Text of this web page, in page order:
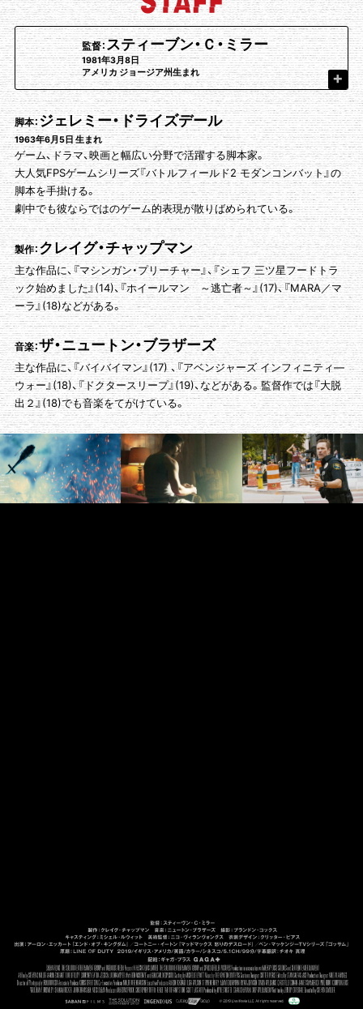
監督：スティーブン・Ｃ・ミラー
1981年3月8日
アメリカ ジョージア州生まれ
脚本：ジェレミー・ドライズデール
1963年6月5日 生まれ
ゲーム、ドラマ、映画と幅広い分野で活躍する脚本家。
大人気FPSゲームシリーズ『バトルフィールド2 モダンコンバット』の
脚本を手掛ける。
劇中でも彼ならではのゲーム的表現が散りばめられている。
製作：クレイグ・チャップマン
主な作品に、『マシンガン・プリーチャー』、『シェフ 三ツ星フードトラ
ック始めました』(14)、『ホイールマン ～逃亡者～』(17)、『MARA／マ
ーラ』(18)などがある。
音楽：ザ・ニュートン・ブラザーズ
主な作品に、『バイバイマン』(17) 、『アベンジャーズ インフィニティ―
ウォー』(18)、『ドクタースリープ』(19)、などがある。監督作では『大脱
出２』(18)でも音楽をてがけている。